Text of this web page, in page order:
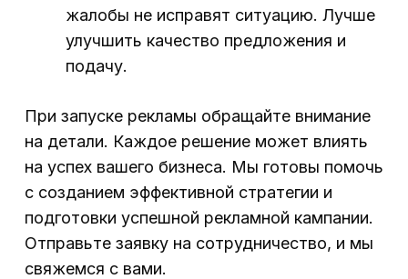
жалобы не исправят ситуацию. Лучше
улучшить качество предложения и
подачу.
При запуске рекламы обращайте внимание
на детали. Каждое решение может влиять
на успех вашего бизнеса. Мы готовы помочь
с созданием эффективной стратегии и
подготовки успешной рекламной кампании.
Отправьте заявку на сотрудничество, и мы
свяжемся с вами.